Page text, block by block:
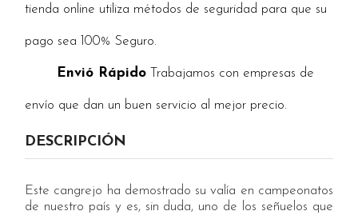
tienda online utiliza métodos de seguridad para que su
pago sea 100% Seguro.
Envió Rápido Trabajamos con empresas de
envío que dan un buen servicio al mejor precio.
DESCRIPCIÓN
Este cangrejo ha demostrado su valía en campeonatos
de nuestro país y es, sin duda, uno de los señuelos que